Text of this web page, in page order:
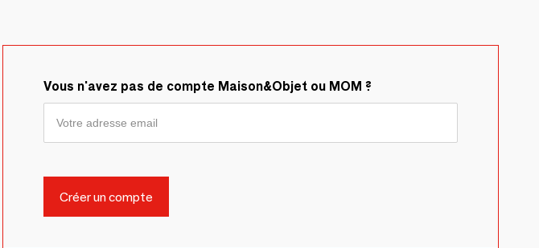
Vous n'avez pas de compte Maison&Objet ou MOM ?